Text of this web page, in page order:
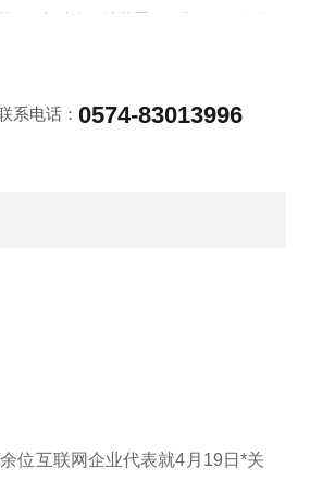
、微机综合保护装置、双电源自动转换开
系电话：0574-83013996
位互联网企业代表就4月19日*关